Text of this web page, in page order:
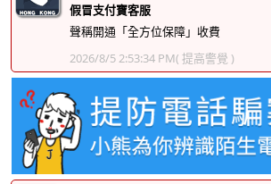
假冒支付寶客服
聲稱開通「全方位保障」收費
2026/8/5 2:53:34 PM( 提高警覺 )